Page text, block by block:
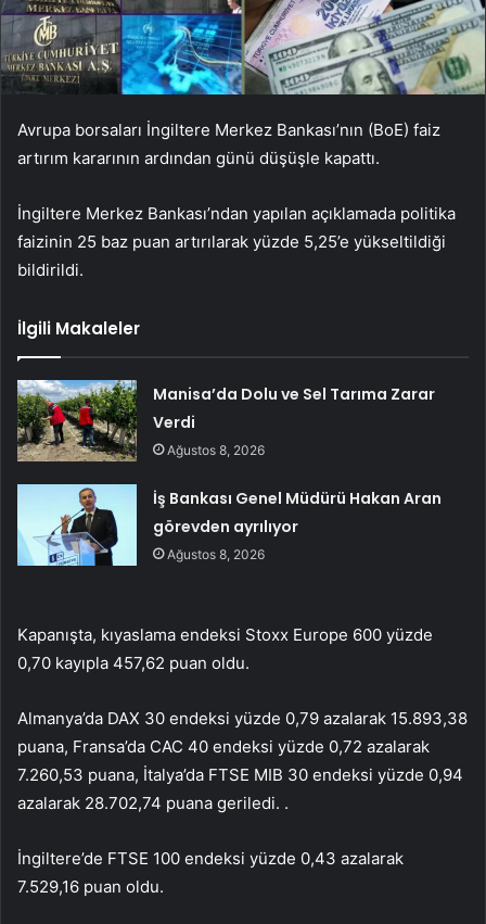
Avrupa borsaları İngiltere Merkez Bankası’nın (BoE) faiz
artırım kararının ardından günü düşüşle kapattı.
İngiltere Merkez Bankası’ndan yapılan açıklamada politika
faizinin 25 baz puan artırılarak yüzde 5,25’e yükseltildiği
bildirildi.
İlgili Makaleler
Manisa’da Dolu ve Sel Tarıma Zarar
Verdi
Ağustos 8, 2026
İş Bankası Genel Müdürü Hakan Aran
görevden ayrılıyor
Ağustos 8, 2026
Kapanışta, kıyaslama endeksi Stoxx Europe 600 yüzde
0,70 kayıpla 457,62 puan oldu.
Almanya’da DAX 30 endeksi yüzde 0,79 azalarak 15.893,38
puana, Fransa’da CAC 40 endeksi yüzde 0,72 azalarak
7.260,53 puana, İtalya’da FTSE MIB 30 endeksi yüzde 0,94
azalarak 28.702,74 puana geriledi. .
İngiltere’de FTSE 100 endeksi yüzde 0,43 azalarak
7.529,16 puan oldu.